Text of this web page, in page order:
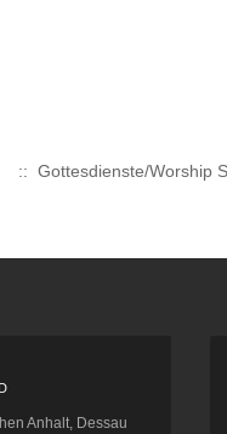
:: Gottesdienste/Worship
Anhalt, Dessau